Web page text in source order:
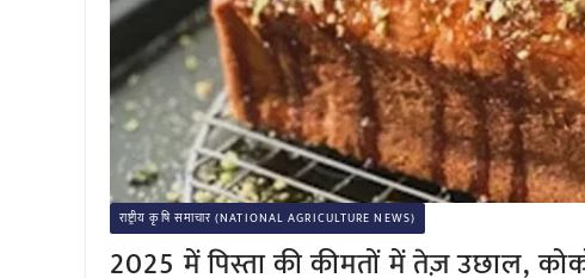
राष्ट्रीय कृषि समाचार (NATIONAL AGRICULTURE NEWS)
2025 में पिस्ता की कीमतों में तेज़ उछाल,